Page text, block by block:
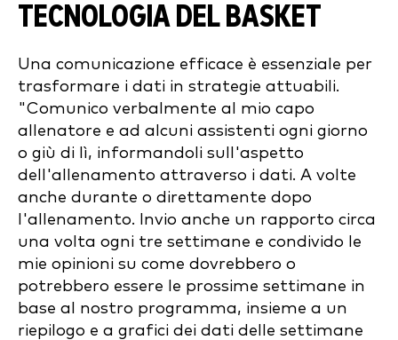
TECNOLOGIA DEL BASKET
Una comunicazione efficace è essenziale per
trasformare i dati in strategie attuabili.
"Comunico verbalmente al mio capo
allenatore e ad alcuni assistenti ogni giorno
o giù di lì, informandoli sull'aspetto
dell'allenamento attraverso i dati. A volte
anche durante o direttamente dopo
l'allenamento. Invio anche un rapporto circa
una volta ogni tre settimane e condivido le
mie opinioni su come dovrebbero o
potrebbero essere le prossime settimane in
base al nostro programma, insieme a un
riepilogo e a grafici dei dati delle settimane